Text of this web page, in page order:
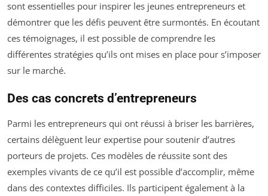
sont essentielles pour inspirer les jeunes entrepreneurs et
démontrer que les défis peuvent être surmontés. En écoutant
ces témoignages, il est possible de comprendre les
différentes stratégies qu’ils ont mises en place pour s’imposer
sur le marché.
Des cas concrets d’entrepreneurs
Parmi les entrepreneurs qui ont réussi à briser les barrières,
certains délèguent leur expertise pour soutenir d’autres
porteurs de projets. Ces modèles de réussite sont des
exemples vivants de ce qu’il est possible d’accomplir, même
dans des contextes difficiles. Ils participent également à la